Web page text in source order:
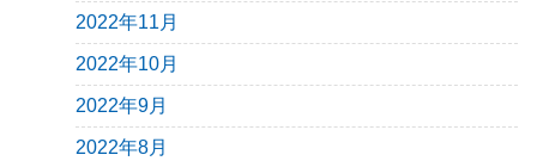
2022年11月
2022年10月
2022年9月
2022年8月